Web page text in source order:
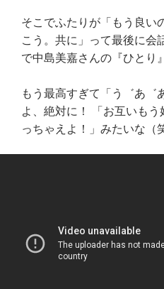
そこでふたりが「もう良い
こう。共に」って最後に会
で中島美嘉さんの『ひとり
もう最高すぎて「う゛あ゛
よ、絶対に！ 「お互いも
っちゃえよ！」みたいな（